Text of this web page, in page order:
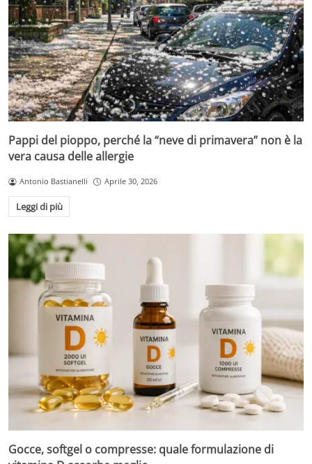
Pappi del pioppo, perché la “neve di primavera” non è la
vera causa delle allergie
Antonio Bastianelli Aprile 30, 2026
Leggi di più
Gocce, softgel o compresse: quale formulazione di